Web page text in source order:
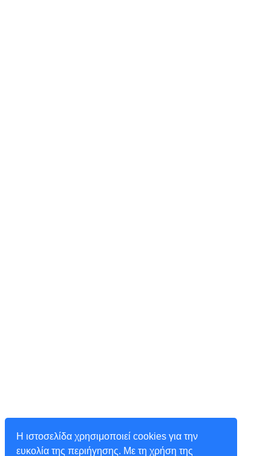
Η ιστοσελίδα χρησιμοποιεί cookies για την
ευκολία της περιήγησης. Με τη χρήση της